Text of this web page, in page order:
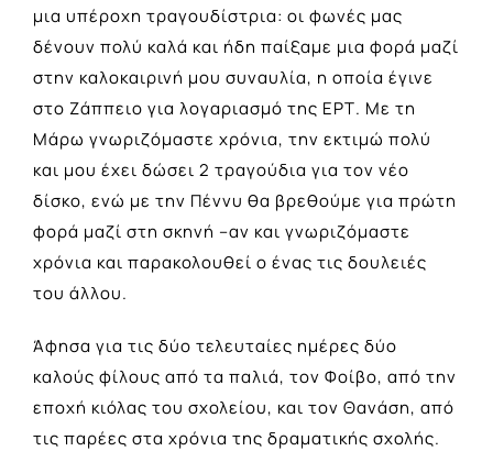
μια υπέροχη τραγουδίστρια: οι φωνές μας
δένουν πολύ καλά και ήδη παίξαμε μια φορά μαζί
στην καλοκαιρινή μου συναυλία, η οποία έγινε
στο Ζάππειο για λογαριασμό της ΕΡΤ. Με τη
Μάρω γνωριζόμαστε χρόνια, την εκτιμώ πολύ
και μου έχει δώσει 2 τραγούδια για τον νέο
δίσκο, ενώ με την Πέννυ θα βρεθούμε για πρώτη
φορά μαζί στη σκηνή –αν και γνωριζόμαστε
χρόνια και παρακολουθεί ο ένας τις δουλειές
του άλλου.
Άφησα για τις δύο τελευταίες ημέρες δύο
καλούς φίλους από τα παλιά, τον Φοίβο, από την
εποχή κιόλας του σχολείου, και τον Θανάση, από
τις παρέες στα χρόνια της δραματικής σχολής.